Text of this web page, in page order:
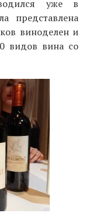
уже в
представлена
виноделен и
видов вина со